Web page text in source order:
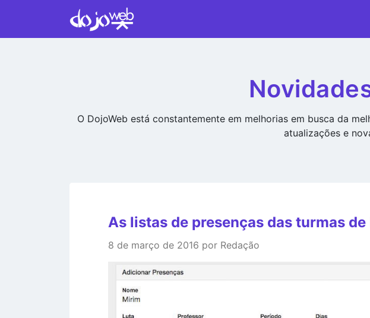
O DojoWeb está constantemente em melhorias em busca da
atualizações e
As listas de presenças das turmas
8 de março de 2016 por Redação